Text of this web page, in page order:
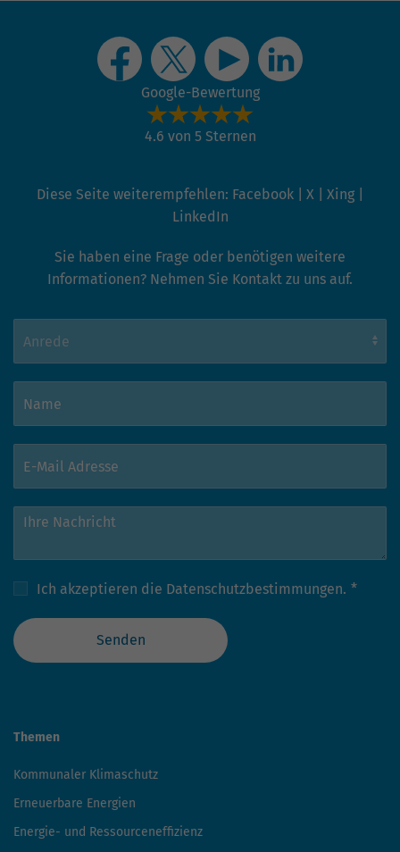
Google-Bewertung
4.6 von 5 Sternen
Diese Seite weiterempfehlen: Facebook X Xing
LinkedIn
Sie haben eine Frage oder benötigen weitere
Informationen? Nehmen Sie Kontakt zu uns auf.
Ich akzeptieren die Datenschutzbestimmungen. *
Senden
Themen
Kommunaler Klimaschutz
Erneuerbare Energien
Energie- und Ressourceneffizienz